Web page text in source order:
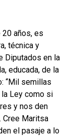
20 años, es
técnica y
Diputados en la
educada, de la
“Mil semillas
Ley como si
y nos den
Cree Maritsa
el pasaje a lo